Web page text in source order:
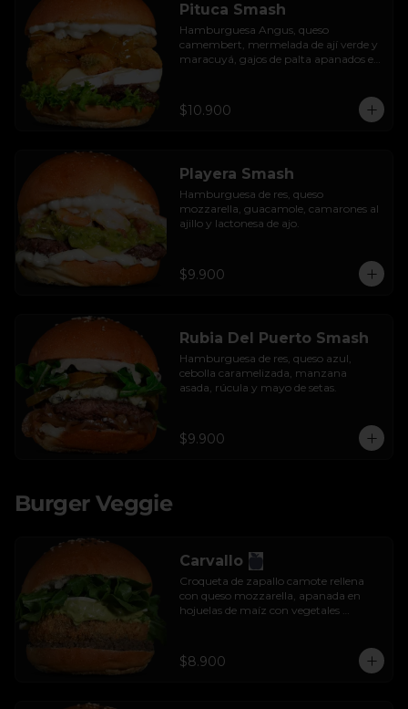
Pituca Smash
Hamburguesa Angus, queso
camembert, mermelada de ají verde y
maracuyá, gajos de palta apanados en
$10.900
Playera Smash
Hamburguesa de res, queso
mozzarella, guacamole, camarones al
ajillo y lactonesa de ajo.
$9.900
Rubia Del Puerto Smash
Hamburguesa de res, queso azul,
cebolla caramelizada, manzana
asada, rúcula y mayo de setas.
$9.900
Burger Veggie
Carvallo
Croqueta de zapallo camote rellena
con queso mozzarella, apanada en
hojuelas de maíz con vegetales
$8.900